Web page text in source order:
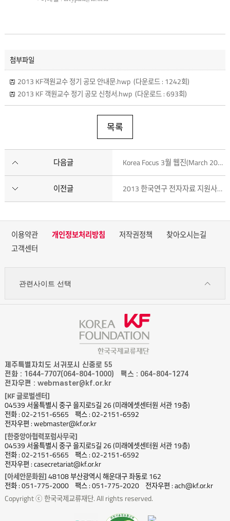
첨부파일
2013 KF객원교수 정기 공모 안내문.hwp (다운로드 : 1242회)
2013 KF 객원교수 정기 공모 신청서.hwp (다운로드 : 693회)
목록
다음글 Korea Focus 3월 웹진(March 2013) 등재
이전글 2013 한국연구 전자자료 지원사업 추가 접수 안내
이용약관 개인정보처리방침 저작권정책
찾아오시는길
고객센터
관련사이트 선택
제주특별자치도 서귀포시 신중로 55
전화 : 1644-7707(064-804-1000)
팩스 : 064-804-1274
전자우편 : webmaster@kf.or.kr
[KF 글로벌센터]
04539 서울특별시 중구 을지로5길 26 (미래에셋센터원 서관 19층)
전화 : 02-2151-6565
팩스 : 02-2151-6592
전자우편 : webmaster@kf.or.kr
[한중앙아협력포럼사무국]
04539 서울특별시 중구 을지로5길 26 (미래에셋센터원 서관 19층)
전화 : 02-2151-6565
팩스 : 02-2151-6592
전자우편 : casecretariat@kf.or.kr
[아세안문화원] 48108 부산광역시 해운대구 좌동로 162
전화 : 051-775-2000
팩스 : 051-775-2020
전자우편 : ach@kf.or.kr
Copyright ⓒ 한국국제교류재단. All rights reserved.